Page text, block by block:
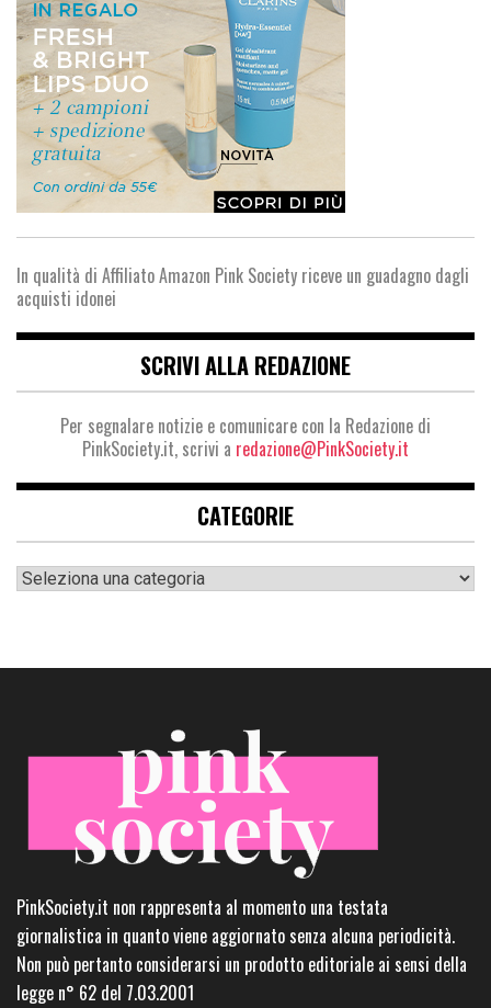
In qualità di Affiliato Amazon Pink Society riceve un guadagno dagli
acquisti idonei
SCRIVI ALLA REDAZIONE
Per segnalare notizie e comunicare con la Redazione di
PinkSociety.it, scrivi a redazione@PinkSociety.it
CATEGORIE
Categorie
PinkSociety.it non rappresenta al momento una testata
giornalistica in quanto viene aggiornato senza alcuna periodicità.
Non può pertanto considerarsi un prodotto editoriale ai sensi della
legge n° 62 del 7.03.2001